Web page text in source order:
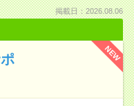
掲載日：2026.08.06
NEW